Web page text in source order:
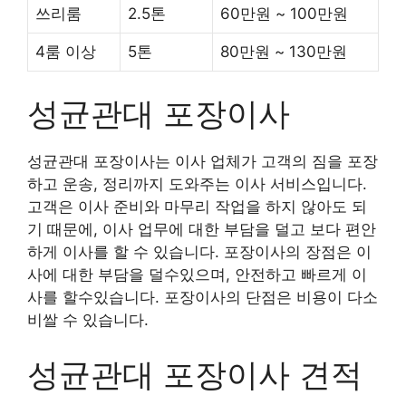
쓰리룸 2.5톤 60만원 ~ 100만원
4룸 이상 5톤 80만원 ~ 130만원
성균관대 포장이사
성균관대 포장이사는 이사 업체가 고객의 짐을 포장
하고 운송, 정리까지 도와주는 이사 서비스입니다.
고객은 이사 준비와 마무리 작업을 하지 않아도 되
기 때문에, 이사 업무에 대한 부담을 덜고 보다 편안
하게 이사를 할 수 있습니다. 포장이사의 장점은 이
사에 대한 부담을 덜수있으며, 안전하고 빠르게 이
사를 할수있습니다. 포장이사의 단점은 비용이 다소
비쌀 수 있습니다.
성균관대 포장이사 견적